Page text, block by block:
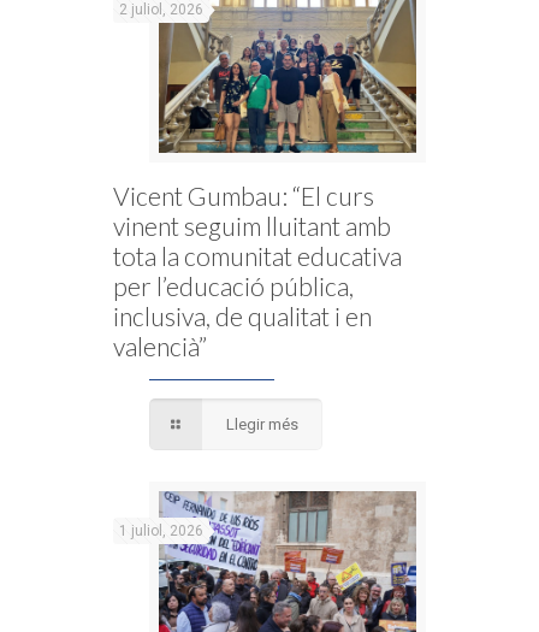
2 juliol, 2026
Vicent Gumbau: “El curs
vinent seguim lluitant amb
tota la comunitat educativa
per l’educació pública,
inclusiva, de qualitat i en
valencià”
Llegir més
1 juliol, 2026